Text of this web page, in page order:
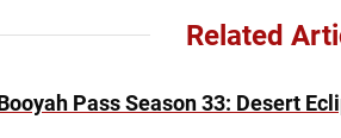
Related
Pass Season 33: Desert